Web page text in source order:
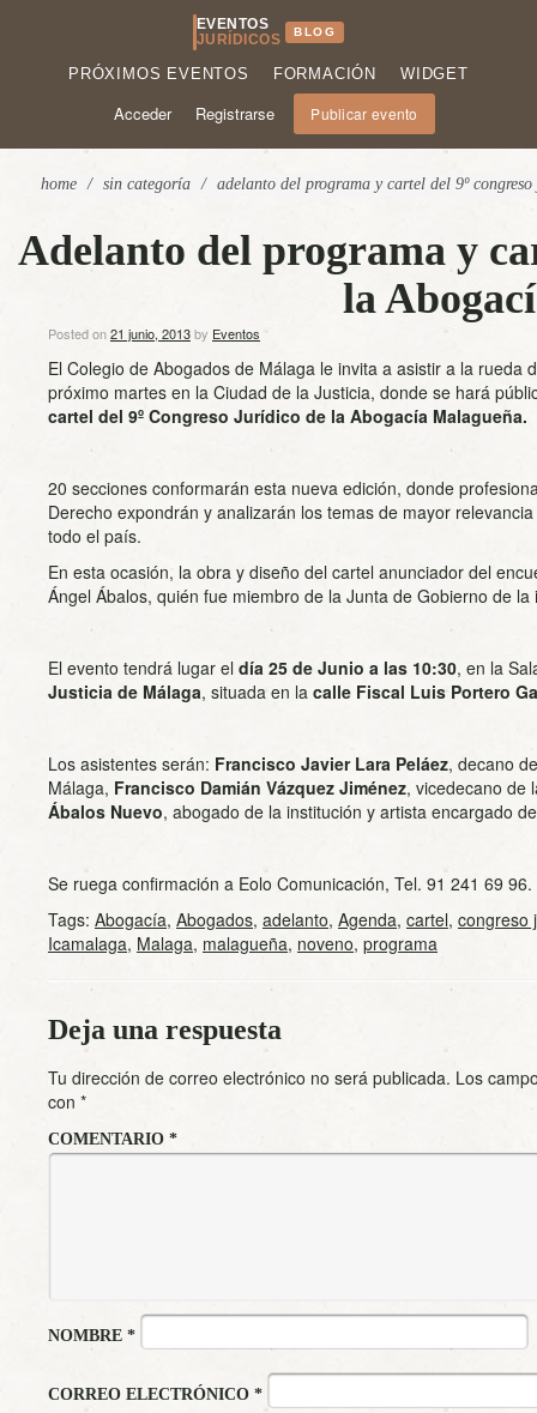
EVENTOS
JURÍDICOS
BLOG
PRÓXIMOS EVENTOS FORMACIÓN WIDGET
Acceder Registrarse Publicar evento
home / sin categoría / adelanto del programa y cartel del 9º
Adelanto del programa y
la
Posted on21 junio, 2013by Eventos
El Colegio de Abogados de Málaga le invita a asistir a la rueda
próximo martes en la Ciudad de la Justicia, donde se hará
cartel del 9º Congreso Jurídico de la Abogacía Malagueña.
20 secciones conformarán esta nueva edición, donde
Derecho expondrán y analizarán los temas de mayor
todo el país.
En esta ocasión, la obra y diseño del cartel anunciador del
Ángel Ábalos, quién fue miembro de la Junta de Gobierno de
El evento tendrá lugar el día 25 de Junio a las 10:30, en la
Justicia de Málaga, situada en la calle Fiscal Luis Portero
Los asistentes serán: Francisco Javier Lara Peláez, decano
Málaga, Francisco Damián Vázquez Jiménez, vicedecano de
Ábalos Nuevo, abogado de la institución y artista encargado
Se ruega confirmación a Eolo Comunicación, Tel. 91 241 69 96.
Tags: Abogacía, Abogados, adelanto, Agenda, cartel, congreso
Icamalaga, Malaga, malagueña, noveno, programa
Deja una respuesta
Tu dirección de correo electrónico no será publicada. Los
con *
COMENTARIO *
NOMBRE *
CORREO ELECTRÓNICO *